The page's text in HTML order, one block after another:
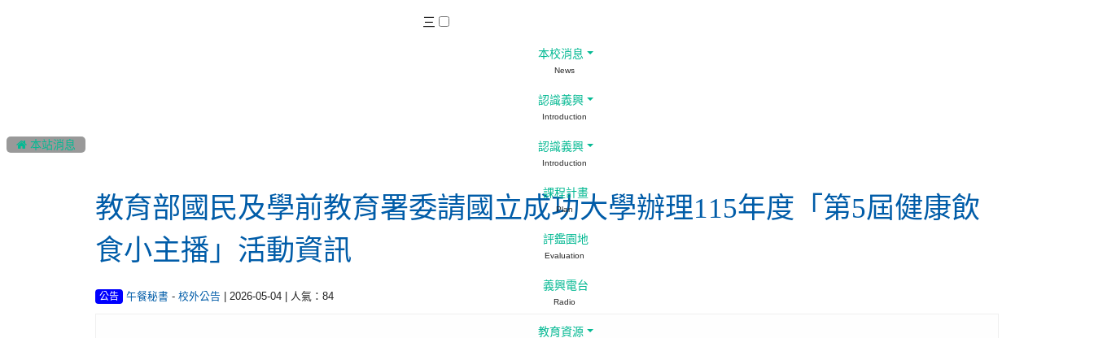
 本站消息
教育部國民及學前教育署委請國立成功大學辦理115年度「第5屆健康飲
食小主播」活動資訊
公告 午餐秘書 - 校外公告 | 2026-05-04 | 人氣：84
三
本校消息
News
認識義興
Introduction
認識義興
Introduction
課程計畫
Plan
評鑑園地
Evaluation
義興電台
Radio
教育資源